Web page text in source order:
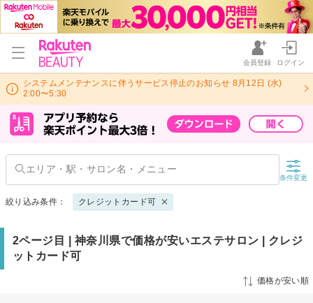
会員登録 ログイン
システムメンテナンスに伴うサービス停止のお知らせ 8月12日 (水)
2:00〜5:30
条件変更
絞り込み条件： クレジットカード可
2ページ目 | 神奈川県で価格が安いエステサロン | クレジ
ットカード可
価格が安い順